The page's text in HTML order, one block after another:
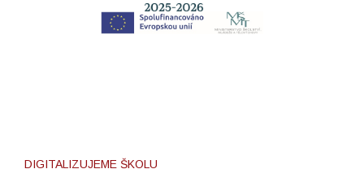
DIGITALIZUJEME ŠKOLU